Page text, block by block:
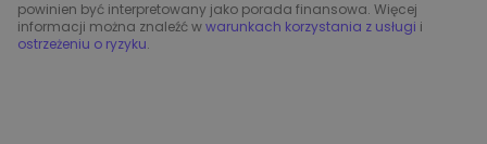
powinien być interpretowany jako porada finansowa. Więcej
informacji można znaleźć wwarunkach korzystania z usługi i
ostrzeżeniu o ryzyku.